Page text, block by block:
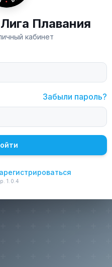
Плавания
кабинет
Забыли пароль?
1.0.4